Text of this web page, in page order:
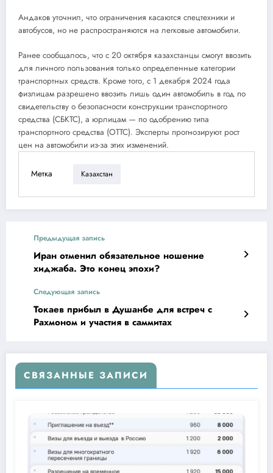
Андаков уточнил, что ограничения касаются спецтехники и
автобусов, но не распространяются на легковые автомобили.
Ранее сообщалось, что с 20 октября казахстанцы смогут ввозить
для личного пользования только определенные категории
транспортных средств. Кроме того, с 1 декабря 2024 года
физлицам разрешено ввозить лишь один автомобиль в год по
свидетельству о безопасности конструкции транспортного
средства (СБКТС), а юрлицам — по одобрению типа
транспортного средства (ОТТС). Эксперты прогнозируют рост
цен на автомобили из-за этих изменений.
Метка Казахстан
Предыдущая запись
Иран отменил обязательное ношение
хиджаба. Это конец эпохи?
Следующая запись
Токаев прибыл в Душанбе для встреч с
Рахмоном и участия в саммитах
СВЯЗАННЫЕ ЗАПИСИ